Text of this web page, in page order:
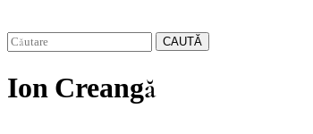
CAUTĂ
Ion Creangă